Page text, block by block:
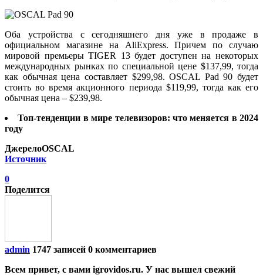
Оба устройства с сегодняшнего дня уже в продаже в
официальном магазине на AliExpress. Причем по случаю
мировой премьеры TIGER 13 будет доступен на некоторых
международных рынках по специальной цене $137,99, тогда
как обычная цена составляет $299,98. OSCAL Pad 90 будет
стоить во время акционного периода $119,99, тогда как его
обычная цена – $239,98.
Топ-тенденции в мире телевизоров: что меняется в 2024
году
ДжерелоOSCAL
Источник
0
Поделится
admin 1747 записей 0 комментариев
Всем привет, с вами igrovidos.ru. У нас вышел свежий